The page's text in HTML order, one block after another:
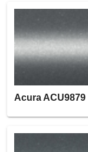
Acura ACU9879